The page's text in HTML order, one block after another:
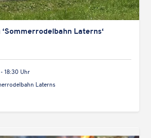
Laterns‘
18:30 Uhr
Laterns